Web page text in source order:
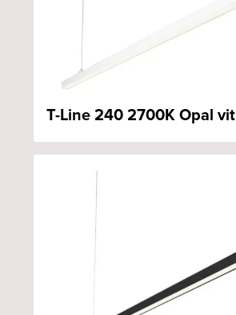
T-Line 240 2700K Opal vit